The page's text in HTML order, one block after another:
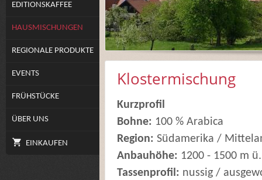
EDITIONSKAFFEE
HAUSMISCHUNGEN
REGIONALE PRODUKTE
EVENTS
FRÜHSTÜCKE
ÜBER UNS
EINKAUFEN
Klostermischung
Kurzprofil
Bohne: 100 % Arabica
Region: Südamerika /
Anbauhöhe: 1200 - 1500 m
Tassenprofil: nussig /